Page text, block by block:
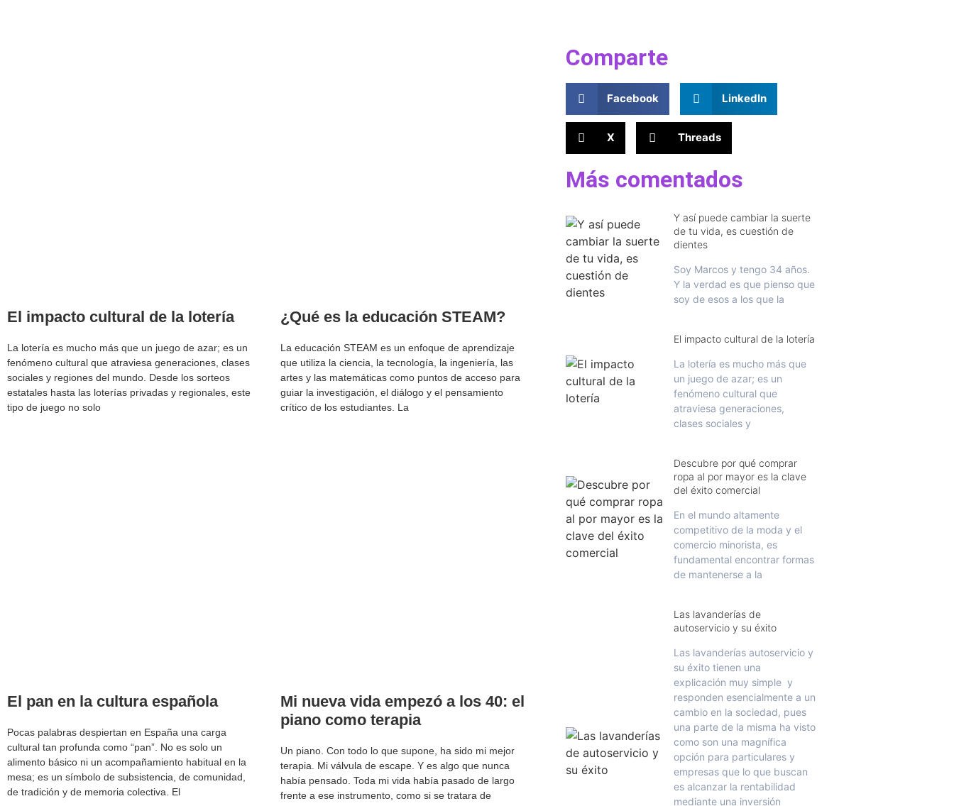
El impacto cultural de la lotería
La lotería es mucho más que un juego de azar; es un
fenómeno cultural que atraviesa generaciones, clases
sociales y regiones del mundo. Desde los sorteos
estatales hasta las loterías privadas y regionales, este
tipo de juego no solo
¿Qué es la educación STEAM?
La educación STEAM es un enfoque de aprendizaje
que utiliza la ciencia, la tecnología, la ingeniería, las
artes y las matemáticas como puntos de acceso para
guiar la investigación, el diálogo y el pensamiento
crítico de los estudiantes. La
El pan en la cultura española
Pocas palabras despiertan en España una carga
cultural tan profunda como “pan”. No es solo un
alimento básico ni un acompañamiento habitual en la
mesa; es un símbolo de subsistencia, de comunidad,
de tradición y de memoria colectiva. El
Mi nueva vida empezó a los 40: el
piano como terapia
Un piano. Con todo lo que supone, ha sido mi mejor
terapia. Mi válvula de escape. Y es algo que nunca
había pensado. Toda mi vida había pasado de largo
frente a ese instrumento, como si se tratara de
Comparte
Facebook LinkedIn
X Threads
Más comentados
Y así puede cambiar la suerte
de tu vida, es cuestión de
dientes
Soy Marcos y tengo 34 años.
Y la verdad es que pienso que
soy de esos a los que la
El impacto cultural de la lotería
La lotería es mucho más que
un juego de azar; es un
fenómeno cultural que
atraviesa generaciones,
clases sociales y
Descubre por qué comprar
ropa al por mayor es la clave
del éxito comercial
En el mundo altamente
competitivo de la moda y el
comercio minorista, es
fundamental encontrar formas
de mantenerse a la
Las lavanderías de
autoservicio y su éxito
Las lavanderías autoservicio y
su éxito tienen una
explicación muy simple y
responden esencialmente a un
cambio en la sociedad, pues
una parte de la misma ha visto
como son una magnífica
opción para particulares y
empresas que lo que buscan
es alcanzar la rentabilidad
mediante una inversión